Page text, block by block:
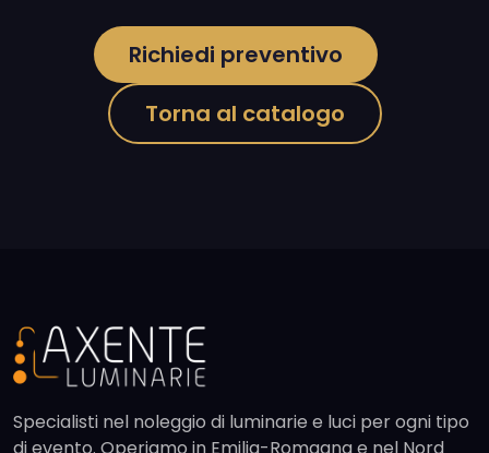
Richiedi preventivo
Torna al catalogo
Specialisti nel noleggio di luminarie e luci per ogni tipo